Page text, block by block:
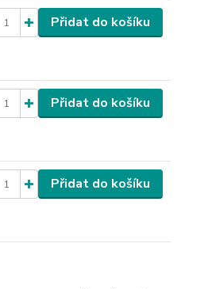
Přidat do košíku
Přidat do košíku
Přidat do košíku